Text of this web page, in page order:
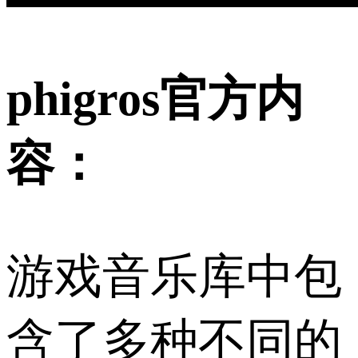
phigros官方内
容：
游戏音乐库中包
含了多种不同的